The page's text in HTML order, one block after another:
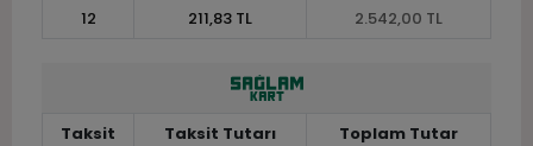
12
211,83 TL 2.542,00 TL
Taksit Taksit Tutarı
Toplam Tutar